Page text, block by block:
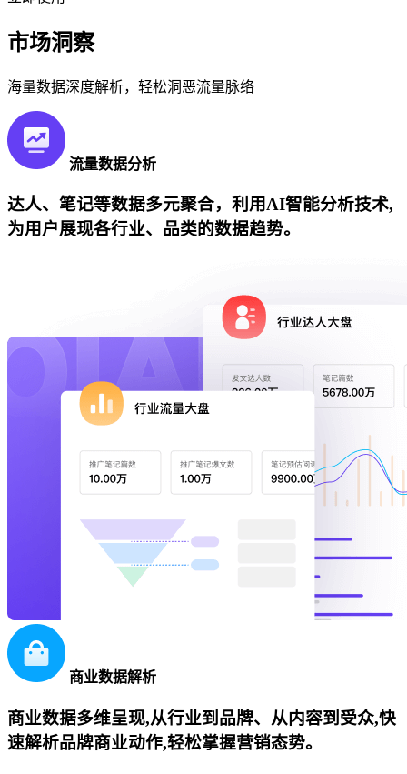
市场洞察
海量数据深度解析，轻松洞恶流量脉络
流量数据分析
达人、笔记等数据多元聚合，利用AI智能分析技术,
为用户展现各行业、品类的数据趋势。
商业数据解析
商业数据多维呈现,从行业到品牌、从内容到受众,快
速解析品牌商业动作,轻松掌握营销态势。